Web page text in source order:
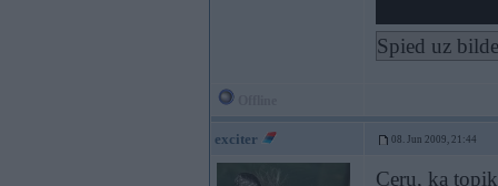
Spied uz
exciter 08. Jun 2009, 21:44
Ceru, ka